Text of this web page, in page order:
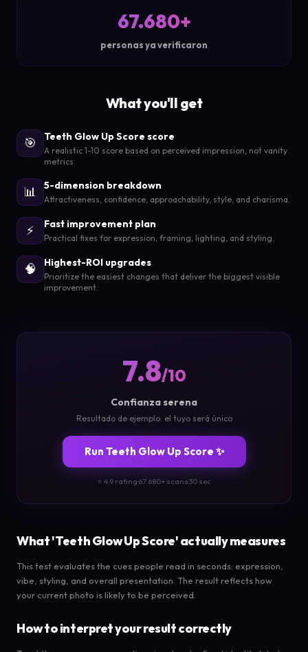
67.680+
personas ya verificaron
What you'll get
🎯 Teeth Glow Up Score score
A realistic 1-10 score based on perceived impression, not vanity
metrics.
📊 5-dimension breakdown
Attractiveness, confidence, approachability, style, and charisma.
⚡ Fast improvement plan
Practical fixes for expression, framing, lighting, and styling.
🧠 Highest-ROI upgrades
Prioritize the easiest changes that deliver the biggest visible
improvement.
7.8/10
Confianza serena
Resultado de ejemplo: el tuyo será único
Run Teeth Glow Up Score ✨
⭐ 4.9 rating·67.680+ scans·30 sec
What 'Teeth Glow Up Score' actually measures
This test evaluates the cues people read in seconds: expression,
vibe, styling, and overall presentation. The result reflects how
your current photo is likely to be perceived.
How to interpret your result correctly